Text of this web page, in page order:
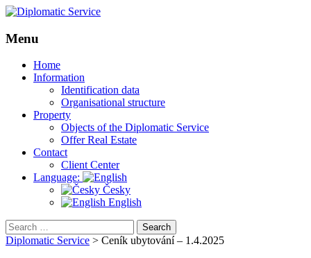
Menu
Skip
Home
Information
Identification data
Organisational structure
Property
Objects of the Diplomatic Service
Offer Real Estate
Contact
Client Center
Language:
Česky
English
Search
for:
Diplomatic Service > Ceník ubytování – 1.4.2025